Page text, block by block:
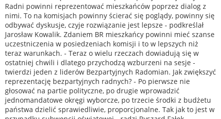
Radni powinni reprezentować mieszkańców poprzez dialog z
nimi. To na komisjach powinny ścierać się poglądy, powinny się
odbywać dyskusje, czyje rozwiązanie jest lepsze - podkreślał
Jarosław Kowalik. Zdaniem BR mieszkańcy powinni mieć szanse
uczestniczenia w posiedzeniach komisji i to w lepszych niż
teraz warunkach. - Teraz o wielu rzeczach dowiadują się w
ostatniej chwili i dlatego przychodzą wzburzeni na sesje -
twierdzi jeden z liderów Bezpartyjnych Radomian. Jak zwiększyć
reprezentację bezpartyjnych radnych? - Po pierwsze nie
głosować na partie polityczne, po drugie wprowadzić
jednomandatowe okręgi wyborcze, po trzecie środki z budżetu
państwa dzielić sprawiedliwie, proporcjonalne. Tak jak to jest w